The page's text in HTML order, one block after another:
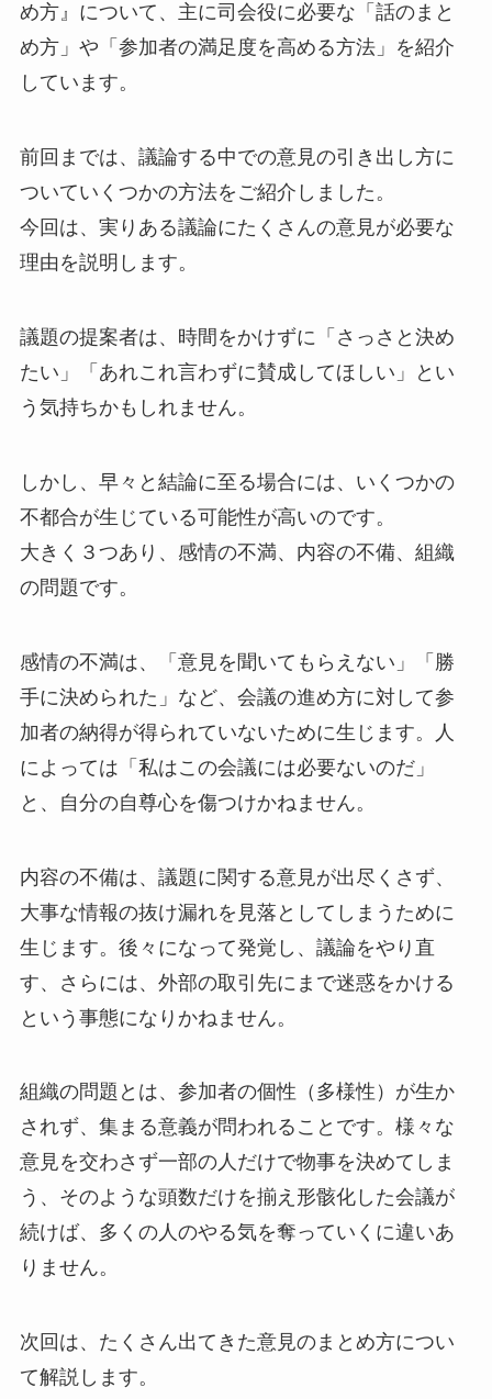
め方』について、主に司会役に必要な「話のまと
め方」や「参加者の満足度を高める方法」を紹介
しています。
前回までは、議論する中での意見の引き出し方に
ついていくつかの方法をご紹介しました。
今回は、実りある議論にたくさんの意見が必要な
理由を説明します。
議題の提案者は、時間をかけずに「さっさと決め
たい」「あれこれ言わずに賛成してほしい」とい
う気持ちかもしれません。
しかし、早々と結論に至る場合には、いくつかの
不都合が生じている可能性が高いのです。
大きく３つあり、感情の不満、内容の不備、組織
の問題です。
感情の不満は、「意見を聞いてもらえない」「勝
手に決められた」など、会議の進め方に対して参
加者の納得が得られていないために生じます。人
によっては「私はこの会議には必要ないのだ」
と、自分の自尊心を傷つけかねません。
内容の不備は、議題に関する意見が出尽くさず、
大事な情報の抜け漏れを見落としてしまうために
生じます。後々になって発覚し、議論をやり直
す、さらには、外部の取引先にまで迷惑をかける
という事態になりかねません。
組織の問題とは、参加者の個性（多様性）が生か
されず、集まる意義が問われることです。様々な
意見を交わさず一部の人だけで物事を決めてしま
う、そのような頭数だけを揃え形骸化した会議が
続けば、多くの人のやる気を奪っていくに違いあ
りません。
次回は、たくさん出てきた意見のまとめ方につい
て解説します。